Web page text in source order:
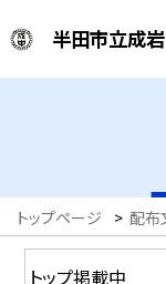
半田市立成
トップページ > 配布